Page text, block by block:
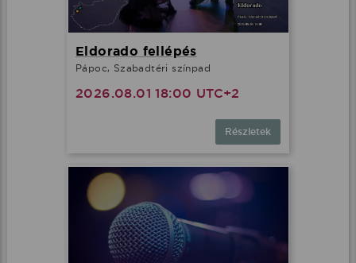
Eldorado fellépés
Pápoc, Szabadtéri színpad
2026.08.01 18:00 UTC+2
Részletek